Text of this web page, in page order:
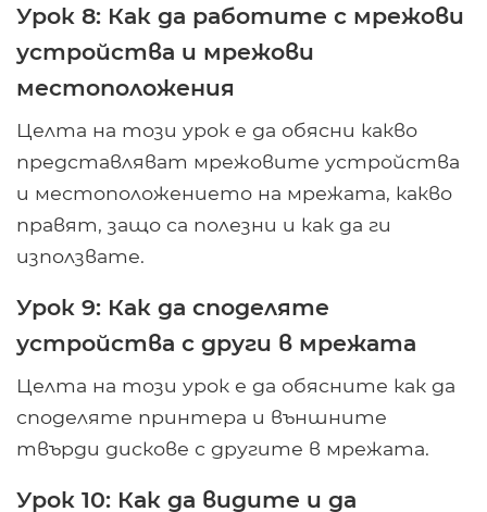
Урок 8: Как да работите с мрежови
устройства и мрежови
местоположения
Целта на този урок е да обясни какво
представляват мрежовите устройства
и местоположението на мрежата, какво
правят, защо са полезни и как да ги
използвате.
Урок 9: Как да споделяте
устройства с други в мрежата
Целта на този урок е да обясните как да
споделяте принтера и външните
твърди дискове с другите в мрежата.
Урок 10: Как да видите и да